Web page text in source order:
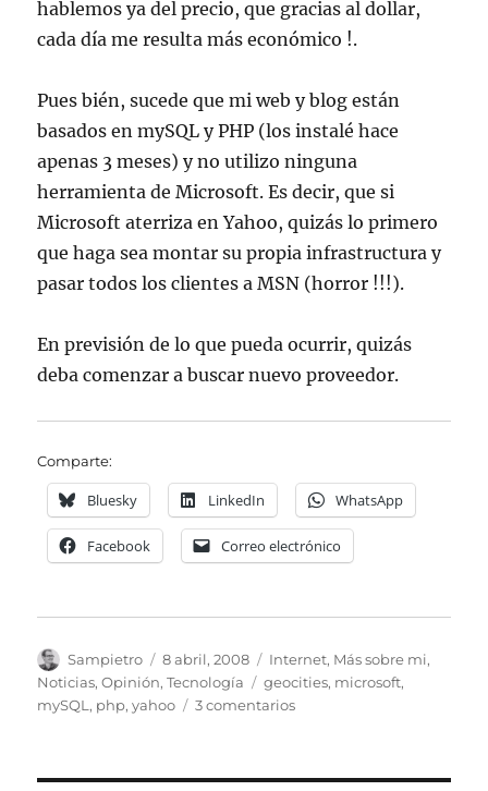
hablemos ya del precio, que gracias al dollar,
cada día me resulta más económico !.
Pues bién, sucede que mi web y blog están
basados en mySQL y PHP (los instalé hace
apenas 3 meses) y no utilizo ninguna
herramienta de Microsoft. Es decir, que si
Microsoft aterriza en Yahoo, quizás lo primero
que haga sea montar su propia infrastructura y
pasar todos los clientes a MSN (horror !!!).
En previsión de lo que pueda ocurrir, quizás
deba comenzar a buscar nuevo proveedor.
Comparte:
Bluesky LinkedIn WhatsApp
Facebook Correo electrónico
Autor
Sampietro
Publicado
el
8 abril, 2008 Categorías
Internet, Más sobre mi,
Noticias,Opinión,Tecnología Etiquetas
geocities, microsoft,
mySQL , php,yahoo 3 comentariosen